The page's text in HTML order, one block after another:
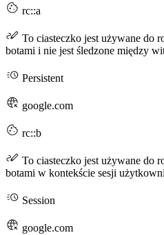
rc::a
To ciasteczko jest używane do
botami i nie jest śledzone między
Persistent
google.com
rc::b
To ciasteczko jest używane do
botami w kontekście sesji
Session
google.com